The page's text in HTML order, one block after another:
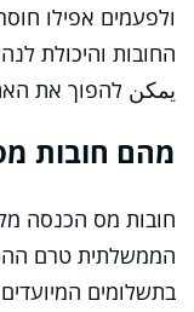
ולפעמים אפילו
החובות והיכולת
يمكن להפוך את
מהם חובות
חובות מס הכנסה
הממשלתית טרם
בתשלומים